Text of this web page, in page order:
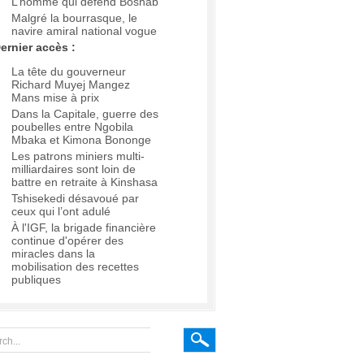
Malgré la bourrasque, le
navire amiral national vogue
accès :
La tête du gouverneur
Richard Muyej Mangez
Mans mise à prix
Dans la Capitale, guerre des
poubelles entre Ngobila
Mbaka et Kimona Bononge
Les patrons miniers multi-
milliardaires sont loin de
battre en retraite à Kinshasa
Tshisekedi désavoué par
ceux qui l’ont adulé
À l'IGF, la brigade financière
continue d'opérer des
miracles dans la
mobilisation des recettes
publiques